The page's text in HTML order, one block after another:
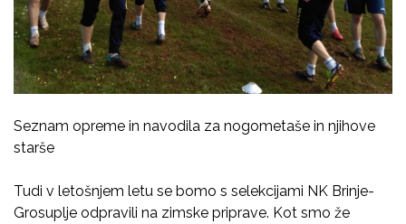
Seznam opreme in navodila za nogometaše in njihove
starše
Tudi v letošnjem letu se bomo s selekcijami NK Brinje-
Grosuplje odpravili na zimske priprave. Kot smo že